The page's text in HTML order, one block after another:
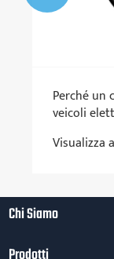
Perché un
veicoli
Visualizza
Chi Siamo